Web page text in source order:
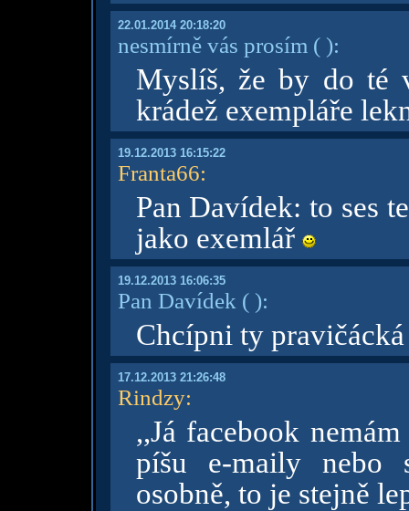
22.01.2014 20:18:20
nesmírně vás prosím ( ):
Myslíš, že by do té
krádež exempláře
19.12.2013 16:15:22
Franta66:
Pan Davídek: to ses
jako exemlář
19.12.2013 16:06:35
Pan Davídek ( ):
Chcípni ty
17.12.2013 21:26:48
Rindzy:
,,Já facebook
píšu e-maily nebo
osobně, to je stejně